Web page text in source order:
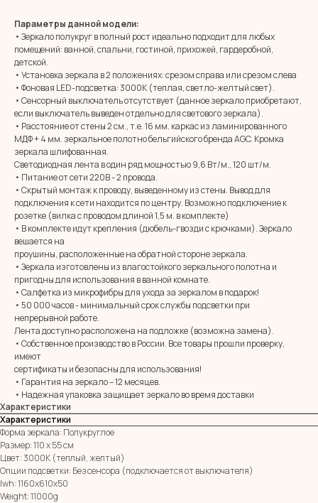
Параметры данной модели:
• Зеркало полукруг в полный рост идеально подходит для любых
помещений: ванной, спальни, гостиной, прихожей, гардеробной,
детской.
• Установка зеркала в 2 положениях: срезом справа или срезом слева
• Фоновая LED-подсветка: 3000К (теплая, светло-желтый свет).
• Сенсорный выключатель отсутствует (данное зеркало приобретают,
если выключатель выведен отдельно для светового зеркала).
• Расстояние от стены 2 см., т.е. 16 мм. каркас из ламинированного
МДФ + 4 мм. зеркальное полотно бельгийского бренда AGC. Кромка
зеркала шлифованная.
Светодиодная лента в один ряд мощностью 9,6 Вт/м., 120 шт/м.
• Питание от сети 220В - 2 провода.
• Скрытый монтаж к проводу, выведенному из стены. Вывод для
подключения к сети находится по центру. Возможно подключение к
розетке (вилка с проводом длиной 1,5 м. в комплекте)
• В комплекте идут крепления (дюбель-гвозди с крючками). Зеркало
вешается на
проушины, расположенные на обратной стороне зеркала.
• Зеркала изготовлены из влагостойкого зеркального полотна и
пригодны для использования в ванной комнате.
• Салфетка из микрофибры для ухода за зеркалом в подарок!
• 50 000 часов - минимальный срок службы подсветки при
непрерывной работе.
Лента доступно расположена на подложке (возможна замена).
• Собственное производство в России. Все товары прошли проверку,
имеют
сертификаты и безопасны для использования!
• Гарантия на зеркало – 12 месяцев.
• Надежная упаковка защищает зеркало во время доставки
Характеристики
Характеристики
Форма зеркала: Полукруглое
Размер: 110 х 55 см
Цвет: 3000К (теплый, желтый)
Опции подсветки: Без сенсора (подключается от выключателя)
lwh: 1160x610x50
Weight: 11000g
MIRROR ROOM
+7 (961) 595-72-73
E-mail:
Адрес: 350037, г. Краснодар,
ул. Казачья, д. 2А
zerkala@ksk23.ru
Остались вопросы?
Оставь заявку и мы с Вами свяжемся
Имя
Телефон
+7